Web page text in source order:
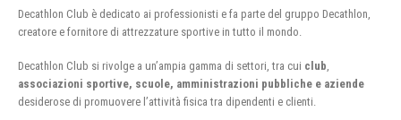
Decathlon Club è dedicato ai professionisti e fa parte del gruppo Decathlon,
creatore e fornitore di attrezzature sportive in tutto il mondo.
Decathlon Club si rivolge a un’ampia gamma di settori, tra cui club
associazioni sportive, scuole, amministrazioni pubbliche e aziende
desiderose di promuovere l’attività fisica tra dipendenti e clienti.